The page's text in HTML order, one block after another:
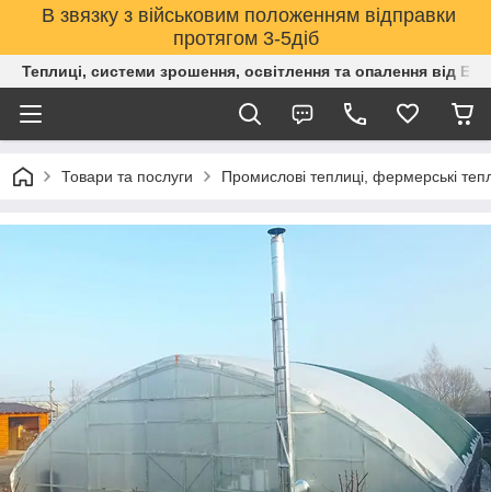
В звязку з військовим положенням відправки
протягом 3-5діб
Теплиці, системи зрошення, освітлення та опалення від
Товари та послуги Промислові теплиці, фермерські